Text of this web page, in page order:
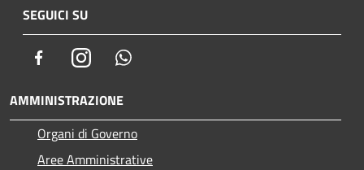
SEGUICI SU
FacebookInstagram
AMMINISTRAZIONE
Organi di Governo
Aree Amministrative